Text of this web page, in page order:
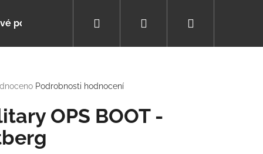
poukazy Poradna Pomáháme s výběrem
Přihlášení
Podrobnosti hodnocení
OPS BOOT -